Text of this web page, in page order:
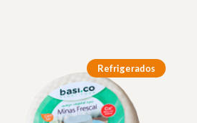
Refrigerados